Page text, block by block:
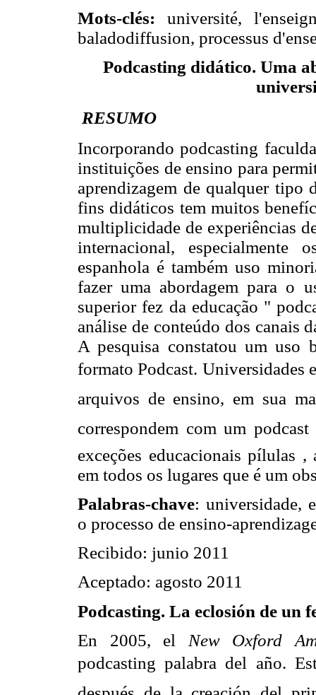
Mots-clés:
université,
baladodiffusion, processus
Podcasting didático. Uma
RESUMO
Incorporando podcasting
instituições de ensino para
aprendizagem de qualquer tipo
fins didáticos tem muitos
multiplicidade de experiências
internacional,
espanhola é também uso
fazer uma abordagem para o
superior fez da educação "
análise de conteúdo dos canais
A pesquisa constatou um uso
formato Podcast.
arquivos de ensino, em sua
correspondem com um
exceções educacionais pílulas
em todos os lugares que é um
Palabras-chave: universidade,
o processo de ensino-
Recibido: junio 2011
Aceptado: agosto 2011
Podcasting. La eclosión de un
En 2005, el New Oxford
podcasting palabra del año.